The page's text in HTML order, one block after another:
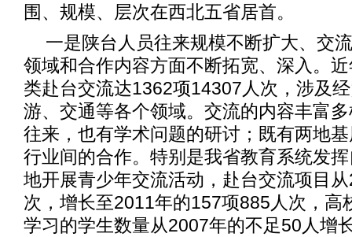
围、规模、层次在西北五省居首。
一是陕台人员往来规模不断扩大、交
领域和合作内容方面不断拓宽、深入。
类赴台交流达1362项14307人次，涉及
游、交通等各个领域。交流的内容丰富
往来，也有学术问题的研讨；既有两地
行业间的合作。特别是我省教育系统发
地开展青少年交流活动，赴台交流项目
次，增长至2011年的157项885人次，高
学习的学生数量从2007年的不足50人增